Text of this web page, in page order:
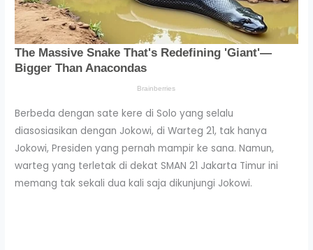
Berbeda dengan sate kere di Solo yang selalu
diasosiasikan dengan Jokowi, di Warteg 21, tak hanya
Jokowi, Presiden yang pernah mampir ke sana. Namun,
warteg yang terletak di dekat SMAN 21 Jakarta Timur ini
memang tak sekali dua kali saja dikunjungi Jokowi.